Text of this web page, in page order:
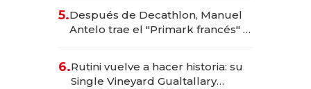
5.Después de Decathlon, Manuel
Antelo trae el "Primark francés" a
6.Rutini vuelve a hacer historia: su
Single Vineyard Gualtallary